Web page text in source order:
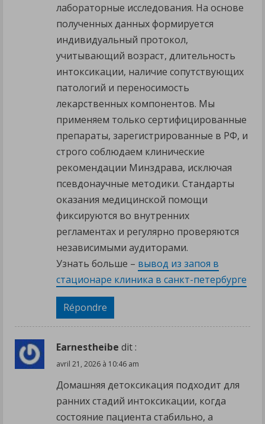
лабораторные исследования. На основе
полученных данных формируется
индивидуальный протокол,
учитывающий возраст, длительность
интоксикации, наличие сопутствующих
патологий и переносимость
лекарственных компонентов. Мы
применяем только сертифицированные
препараты, зарегистрированные в РФ, и
строго соблюдаем клинические
рекомендации Минздрава, исключая
псевдонаучные методики. Стандарты
оказания медицинской помощи
фиксируются во внутренних
регламентах и регулярно проверяются
независимыми аудиторами.
Узнать больше – вывод из запоя в
стационаре клиника в санкт-петербурге
Répondre
Earnestheibe dit :
avril 21, 2026 à 10:46 am
Домашняя детоксикация подходит для
ранних стадий интоксикации, когда
состояние пациента стабильно, а